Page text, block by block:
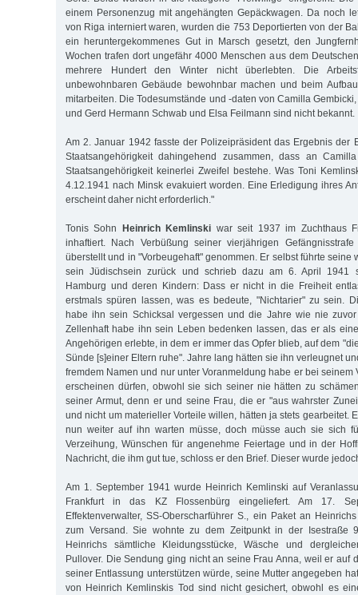
einem Personenzug mit angehängten Gepäckwagen. Da noch
von Riga interniert waren, wurden die 753 Deportierten von der
ein heruntergekommenes Gut in Marsch gesetzt, den
Wochen trafen dort ungefähr 4000 Menschen aus dem
mehrere Hundert den Winter nicht überlebten. Die
unbewohnbaren Gebäude bewohnbar machen und beim
mitarbeiten. Die Todesumstände und -daten von Camilla
und Gerd Hermann Schwab und Elsa Feilmann sind nicht bekannt.
Am 2. Januar 1942 fasste der Polizeipräsident das Ergebnis der
Staatsangehörigkeit dahingehend zusammen, dass an
Staatsangehörigkeit keinerlei Zweifel bestehe. Was Toni
4.12.1941 nach Minsk evakuiert worden. Eine Erledigung ihres
erscheint daher nicht erforderlich."
Tonis Sohn Heinrich Kemlinski war seit 1937 im Zuchthaus
inhaftiert. Nach Verbüßung seiner vierjährigen
überstellt und in "Vorbeugehaft" genommen. Er selbst führte seine
sein Jüdischsein zurück und schrieb dazu am 6. April 1941
Hamburg und deren Kindern: Dass er nicht in die Freiheit
erstmals spüren lassen, was es bedeute, "Nichtarier" zu sein.
habe ihn sein Schicksal vergessen und die Jahre wie nie
Zellenhaft habe ihn sein Leben bedenken lassen, das er als
Angehörigen erlebte, in dem er immer das Opfer blieb, auf dem
Sünde [s]einer Eltern ruhe". Jahre lang hätten sie ihn verleugnet
fremdem Namen und nur unter Voranmeldung habe er bei seinem
erscheinen dürfen, obwohl sie sich seiner nie hätten zu
seiner Armut, denn er und seine Frau, die er "aus wahrster
und nicht um materieller Vorteile willen, hätten ja stets gearbeitet.
nun weiter auf ihn warten müsse, doch müsse auch sie sich
Verzeihung, Wünschen für angenehme Feiertage und in der
Nachricht, die ihm gut tue, schloss er den Brief. Dieser wurde
Am 1. September 1941 wurde Heinrich Kemlinski auf
Frankfurt in das KZ Flossenbürg eingeliefert. Am 17.
Effektenverwalter, SS-Oberscharführer S., ein Paket an
zum Versand. Sie wohnte zu dem Zeitpunkt in der Isestraße
Heinrichs sämtliche Kleidungsstücke, Wäsche und
Pullover. Die Sendung ging nicht an seine Frau Anna, weil er auf
seiner Entlassung unterstützen würde, seine Mutter angegeben
von Heinrich Kemlinskis Tod sind nicht gesichert, obwohl es